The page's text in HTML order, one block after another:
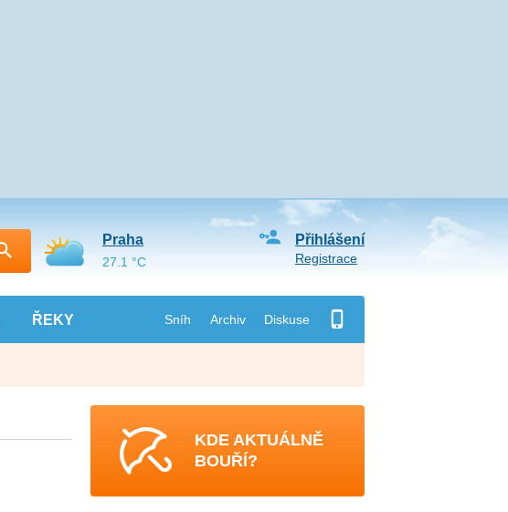
ŘEKY Sníh Archiv Diskuse
Přihlášení
Registrace
Praha
27.1 °C
KDE AKTUÁLNĚ
BOUŘÍ?